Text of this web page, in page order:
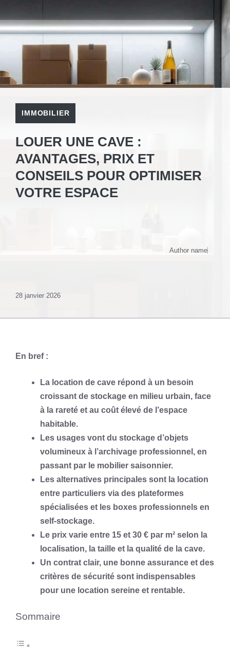
IMMOBILIER
LOUER UNE CAVE :
AVANTAGES, PRIX ET
CONSEILS POUR OPTIMISER
VOTRE ESPACE
Author name
28 janvier 2026
En bref :
La location de cave répond à un besoin
croissant de stockage en milieu urbain, face
à la rareté et au coût élevé de l’espace
habitable.
Les usages vont du stockage d’objets
volumineux à l’archivage professionnel, en
passant par le mobilier saisonnier.
Les alternatives principales sont la location
entre particuliers via des plateformes
spécialisées et les boxes professionnels en
self-stockage.
Le prix varie entre 15 et 30 € par m² selon la
localisation, la taille et la qualité de la cave.
Un contrat clair, une bonne assurance et des
critères de sécurité sont indispensables
pour une location sereine et rentable.
Sommaire